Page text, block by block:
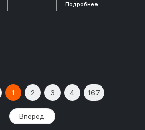
Подробнее
1 2 3 4 167
Вперед